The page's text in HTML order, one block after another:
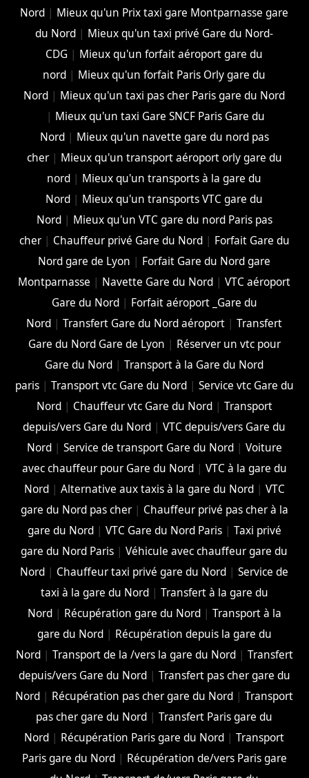
Nord | Mieux qu'un Prix taxi gare Montparnasse gare
du Nord | Mieux qu'un taxi privé Gare du Nord-
CDG | Mieux qu'un forfait aéroport gare du
nord | Mieux qu'un forfait Paris Orly gare du
Nord | Mieux qu'un taxi pas cher Paris gare du Nord
| Mieux qu'un taxi Gare SNCF Paris Gare du
Nord| Mieux qu'un navette gare du nord pas
cher| Mieux qu'un transport aéroport orly gare du
nord | Mieux qu'un transports à la gare du
Nord | Mieux qu'un transports VTC gare du
Nord| Mieux qu'un VTC gare du nord Paris pas
cher| Chauffeur privé Gare du Nord| Forfait Gare du
Nord gare de Lyon | Forfait Gare du Nord gare
Montparnasse | Navette Gare du Nord |VTC aéroport
Gare du Nord| Forfait aéroport _Gare du
Nord |Transfert Gare du Nord aéroport |Transfert
Gare du Nord Gare de Lyon | Réserver un vtc pour
Gare du Nord |Transport à la Gare du Nord
paris| Transport vtc Gare du Nord| Service vtc Gare du
Nord| Chauffeur vtc Gare du Nord| Transport
depuis/vers Gare du Nord |VTC depuis/vers Gare du
Nord| Service de transport Gare du Nord| Voiture
avec chauffeur pour Gare du Nord| VTC à la gare du
Nord| Alternative aux taxis à la gare du Nord| VTC
gare du Nord pas cher| Chauffeur privé pas cher à la
gare du Nord| VTC Gare du Nord Paris| Taxi privé
gare du Nord Paris |Véhicule avec chauffeur gare du
Nord | Chauffeur taxi privé gare du Nord |Service de
taxi à la gare du Nord| Transfert à la gare du
Nord| Récupération gare du Nord| Transport à la
gare du Nord| Récupération depuis la gare du
Nord| Transport de la /vers la gare du Nord| Transfert
depuis/vers Gare du Nord| Transfert pas cher gare du
Nord | Récupération pas cher gare du Nord |Transport
pas cher gare du Nord |Transfert Paris gare du
Nord | Récupération Paris gare du Nord |Transport
Paris gare du Nord| Récupération de/vers Paris gare